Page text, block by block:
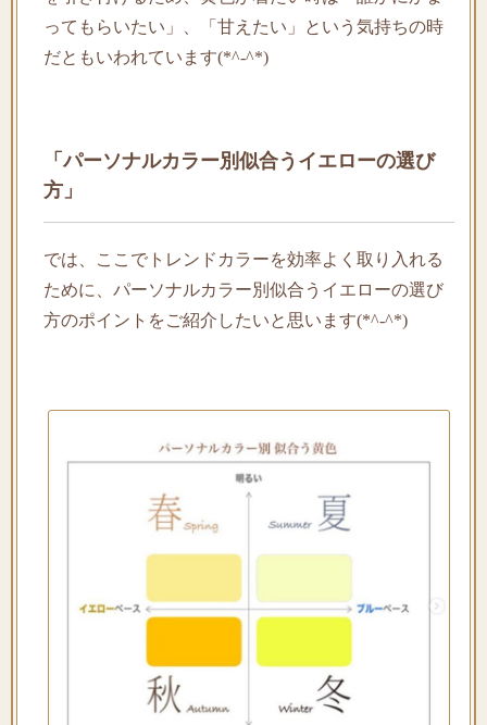
ってもらいたい」、「甘えたい」という気持ちの時
だともいわれています(*^-^*)
「パーソナルカラー別似合うイエローの選び
方」
では、ここでトレンドカラーを効率よく取り入れる
ために、パーソナルカラー別似合うイエローの選び
方のポイントをご紹介したいと思います(*^-^*)